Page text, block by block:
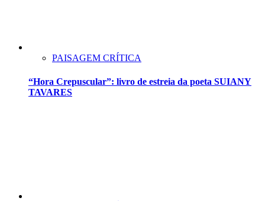
PAISAGEM CRÍTICA
“Hora Crepuscular”: livro de estreia da poeta SUIANY
TAVARES